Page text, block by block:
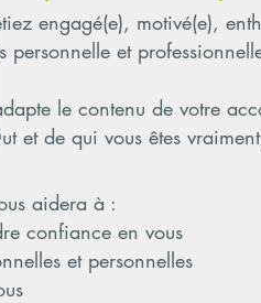
engagé(e), motivé(e),
et
le contenu de votre
et de qui vous êtes
aidera à :
confiance en vous
et personnelles